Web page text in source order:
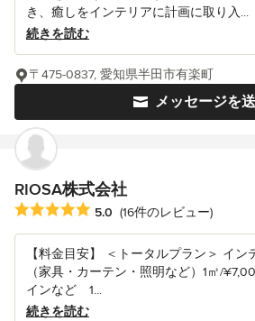
き、癒しをインテリアに計画に取り入...
続きを読む
メッセージを
〒475-0837, 愛知県半田市有楽町
RIOSA株式会社
平均評価：5つ星中 星5
5.0 (16件のレビュー)
【料金目安】 ＜トータルプラン＞ イン
（家具・カーテン・照明など）1㎡/
インなど 1...
続きを読む